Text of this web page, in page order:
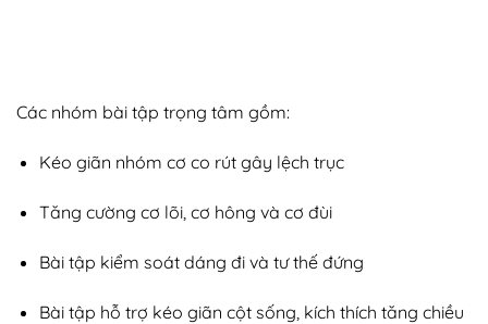
Các nhóm bài tập trọng tâm gồm:
Kéo giãn nhóm cơ co rút gây lệch trục
Tăng cường cơ lõi, cơ hông và cơ đùi
Bài tập kiểm soát dáng đi và tư thế đứng
Bài tập hỗ trợ kéo giãn cột sống, kích thích tăng chiều